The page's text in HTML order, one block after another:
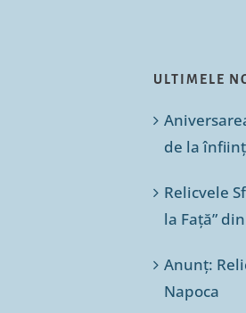
ULTIMELE
de la
Relicvele
la Față”
Anunț:
Napoca